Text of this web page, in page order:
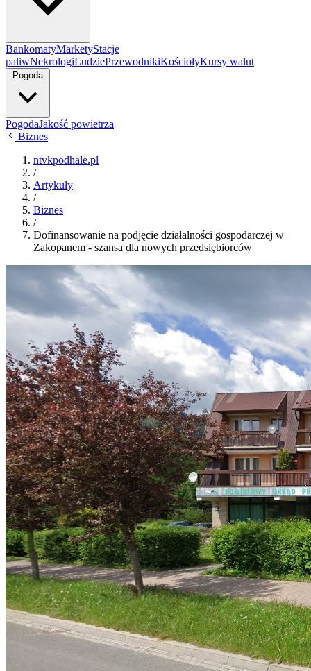
BankomatyMarketyStacje
paliwNekrologiLudziePrzewodnikiKościołyKursy walut
Pogoda
PogodaJakość powietrza
Biznes
ntvkpodhale.pl
/
Artykuły
/
Biznes
/
Dofinansowanie na podjęcie działalności gospodarczej w
Zakopanem - szansa dla nowych przedsiębiorców